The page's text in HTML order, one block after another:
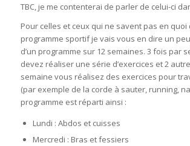
TBC, je me contenterai de parler de celui-ci
Pour celles et ceux qui ne savent pas en quoi
programme sportif je vais vous en dire un peu
d’un programme sur 12 semaines. 3 fois par
devez réaliser une série d’exercices et 2
semaine vous réalisez des exercices pour
(par exemple de la corde à sauter, running,
programme est réparti ainsi :
Lundi : Abdos et cuisses
Mercredi : Bras et fessiers